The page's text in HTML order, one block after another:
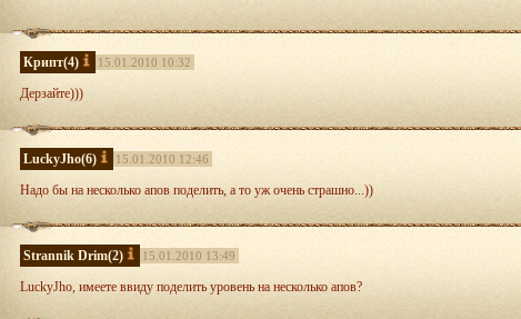
и у игроков 4 левела начал расти боевой опыт...
только вот, чтобы получить 5-й левел (4 опыта за победу), надо всего выиграть каких-то
Крипт(4) 15.01.2010 10:32
Дерзайте)))
LuckyJho(6) 15.01.2010 12:46
Надо бы на несколько апов поделить, а то уж очень страшно...))
Strannik Drim(2) 15.01.2010 13:49
LuckyJho, имеете ввиду поделить уровень на несколько апов?